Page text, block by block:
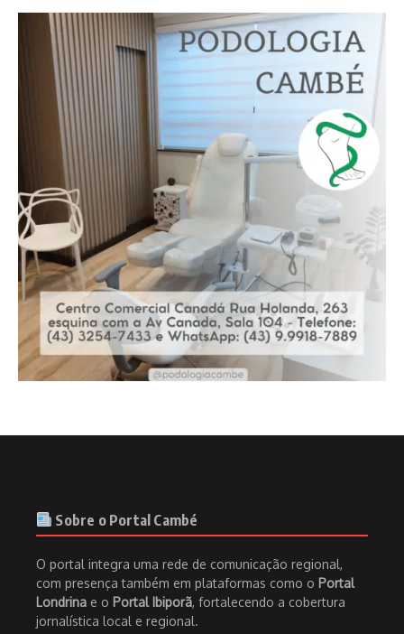
Sobre o Portal Cambé
O portal integra uma rede de comunicação regional,
com presença também em plataformas como o Portal
Londrina e o Portal Ibiporã, fortalecendo a cobertura
jornalística local e regional.